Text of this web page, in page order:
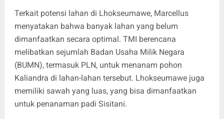
Terkait potensi lahan di Lhokseumawe, Marcellus
menyatakan bahwa banyak lahan yang belum
dimanfaatkan secara optimal. TMI berencana
melibatkan sejumlah Badan Usaha Milik Negara
(BUMN), termasuk PLN, untuk menanam pohon
Kaliandra di lahan-lahan tersebut. Lhokseumawe juga
memiliki sawah yang luas, yang bisa dimanfaatkan
untuk penanaman padi Sisitani.